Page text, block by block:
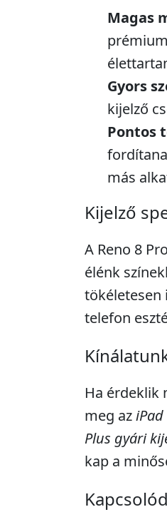
Magas
Gyors
kijelző
Pontos
más
Kijelző
A Reno 8
élénk
tökéletesen
telefon
Ha érdeklik
meg az
Plus gyári
kap a